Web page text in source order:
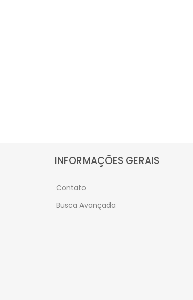
INFORMAÇÕES GERAIS
Contato
Busca Avançada